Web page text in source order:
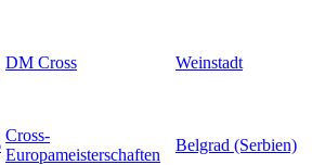
DM Cross Weinstadt
Cross-
Europameisterschaften
Belgrad (Serbien)